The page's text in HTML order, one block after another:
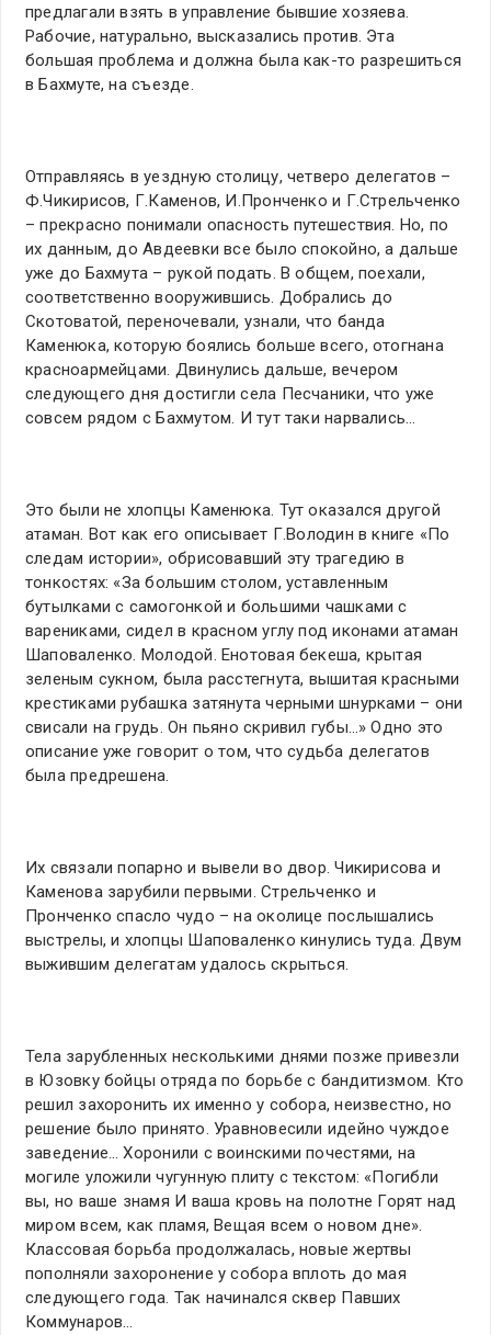
предлагали взять в управление бывшие хозяева.
Рабочие, натурально, высказались против. Эта
большая проблема и должна была как-то разрешиться
в Бахмуте, на съезде.
Отправляясь в уездную столицу, четверо делегатов –
Ф.Чикирисов, Г.Каменов, И.Пронченко и Г.Стрельченко
– прекрасно понимали опасность путешествия. Но, по
их данным, до Авдеевки все было спокойно, а дальше
уже до Бахмута – рукой подать. В общем, поехали,
соответственно вооружившись. Добрались до
Скотоватой, переночевали, узнали, что банда
Каменюка, которую боялись больше всего, отогнана
красноармейцами. Двинулись дальше, вечером
следующего дня достигли села Песчаники, что уже
совсем рядом с Бахмутом. И тут таки нарвались…
Это были не хлопцы Каменюка. Тут оказался другой
атаман. Вот как его описывает Г.Володин в книге «По
следам истории», обрисовавший эту трагедию в
тонкостях: «За большим столом, уставленным
бутылками с самогонкой и большими чашками с
варениками, сидел в красном углу под иконами атаман
Шаповаленко. Молодой. Енотовая бекеша, крытая
зеленым сукном, была расстегнута, вышитая красными
крестиками рубашка затянута черными шнурками – они
свисали на грудь. Он пьяно скривил губы…» Одно это
описание уже говорит о том, что судьба делегатов
была предрешена.
Их связали попарно и вывели во двор. Чикирисова и
Каменова зарубили первыми. Стрельченко и
Пронченко спасло чудо – на околице послышались
выстрелы, и хлопцы Шаповаленко кинулись туда. Двум
выжившим делегатам удалось скрыться.
Тела зарубленных несколькими днями позже привезли
в Юзовку бойцы отряда по борьбе с бандитизмом. Кто
решил захоронить их именно у собора, неизвестно, но
решение было принято. Уравновесили идейно чуждое
заведение… Хоронили с воинскими почестями, на
могиле уложили чугунную плиту с текстом: «Погибли
вы, но ваше знамя И ваша кровь на полотне Горят над
миром всем, как пламя, Вещая всем о новом дне».
Классовая борьба продолжалась, новые жертвы
пополняли захоронение у собора вплоть до мая
следующего года. Так начинался сквер Павших
Коммунаров…